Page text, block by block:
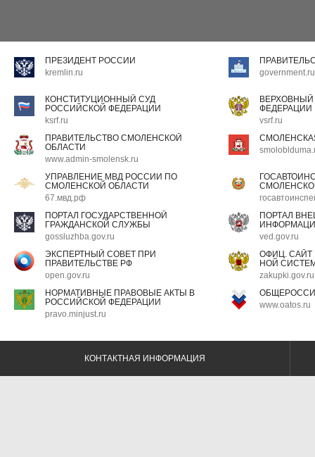
ПРЕЗИДЕНТ РОССИИ
kremlin.ru
government.ru
КОНСТИТУЦИОННЫЙ СУД
РОССИЙСКОЙ ФЕДЕРАЦИИ
ksrf.ru
ФЕДЕРАЦИИ
vsrf.ru
ПРАВИТЕЛЬСТВО СМОЛЕНСКОЙ
ОБЛАСТИ
www.admin-smolensk.ru
УПРАВЛЕНИЕ МВД РОССИИ ПО
СМОЛЕНСКОЙ ОБЛАСТИ
67.мвд.рф
ПОРТАЛ ГОСУДАРСТВЕННОЙ
ГРАЖДАНСКОЙ СЛУЖБЫ
gossluzhba.gov.ru
ПОРТАЛ
ved.gov.ru
ЭКСПЕРТНЫЙ СОВЕТ ПРИ
ПРАВИТЕЛЬСТВЕ РФ
open.gov.ru
ОФИЦ.
НОЙ
zakupki.gov.ru
НОРМАТИВНЫЕ ПРАВОВЫЕ АКТЫ В
РОССИЙСКОЙ ФЕДЕРАЦИИ
pravo.minjust.ru
www.oatos.ru
КОНТАКТНАЯ ИНФОРМАЦИЯ